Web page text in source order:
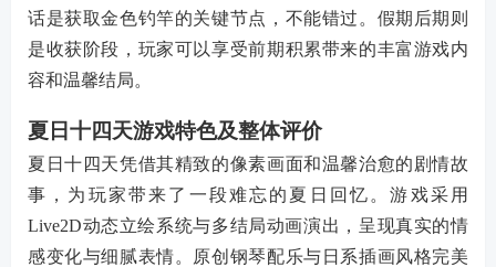
话是获取金色钓竿的关键节点，不能错过。假期后期则
是收获阶段，玩家可以享受前期积累带来的丰富游戏内
容和温馨结局。
夏日十四天游戏特色及整体评价
夏日十四天凭借其精致的像素画面和温馨治愈的剧情故
事，为玩家带来了一段难忘的夏日回忆。游戏采用
Live2D动态立绘系统与多结局动画演出，呈现真实的情
感变化与细腻表情。原创钢琴配乐与日系插画风格完美